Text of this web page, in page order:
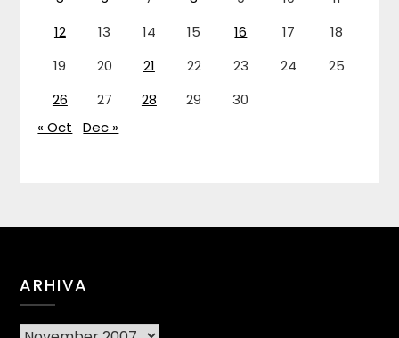
12
13 14 15 16 17
18
19
20 21 22 23 24
25
26
27 28 29
30
« Oct
Dec »
ARHIVA
Arhiva